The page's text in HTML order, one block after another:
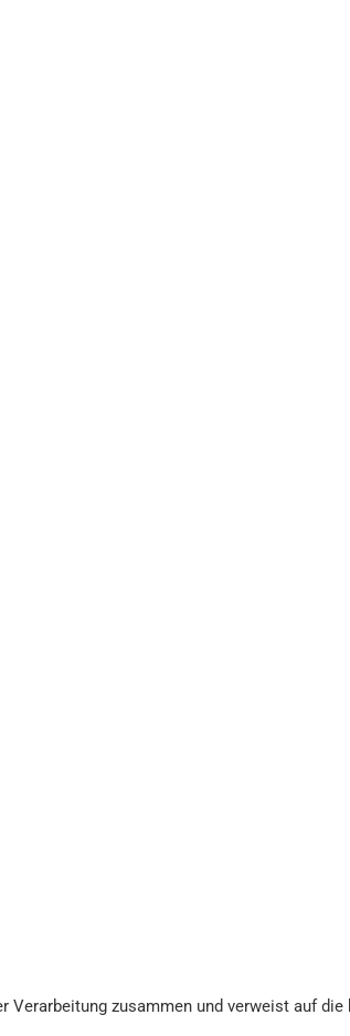
zusammen und verweist auf die